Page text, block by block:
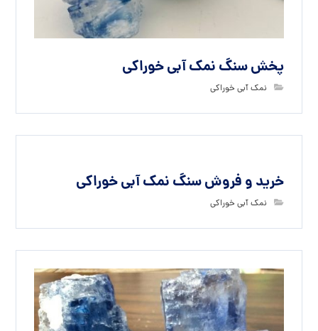
پخش سنگ نمک آبی خوراکی
نمک آبی خوراکی
خرید و فروش سنگ نمک آبی خوراکی
نمک آبی خوراکی